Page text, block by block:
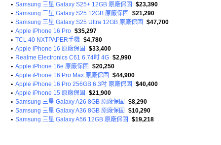
• Samsung 三星 Galaxy S25+ 12GB 原廠保固
$23,390
• Samsung 三星 Galaxy S25 12GB 原廠保固
$21,290
• Samsung 三星 Galaxy S25 Ultra 12GB 原廠保固
$47,700
• Apple iPhone 16 Pro $35,297
• TCL 40 NXTPAPER手機 $4,780
• Apple iPhone 16 原廠保固
$33,400
• Realme Electronics C61 6.74吋 4G $2,990
• Apple iPhone 16e 原廠保固
$20,250
• Apple iPhone 16 Pro Max 原廠保固
$44,900
• Apple iPhone 16 Pro 256GB 6.3吋 原廠保固
$40,400
• Apple iPhone 15 原廠保固
$21,900
• Samsung 三星 Galaxy A26 8GB 原廠保固
$8,290
• Samsung 三星 Galaxy A36 8GB 原廠保固
$10,290
• Samsung 三星 Galaxy A56 12GB 原廠保固 $19,218